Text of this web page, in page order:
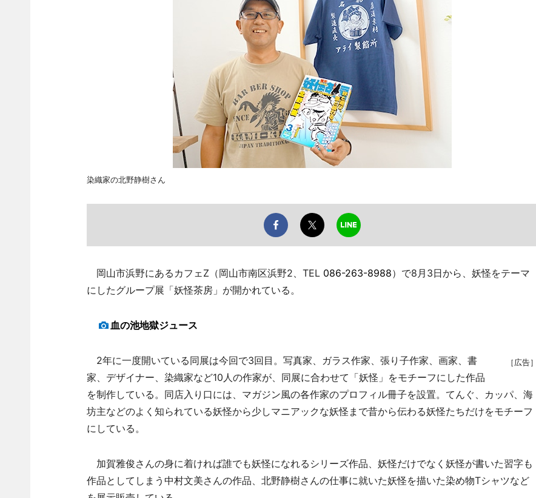
染織家の北野静樹さん
岡山市浜野にあるカフェZ（岡山市南区浜野2、TEL 086-263-8988）で8月3日から、妖怪をテーマ
にしたグループ展「妖怪茶房」が開かれている。
血の池地獄ジュース
［広告］
2年に一度開いている同展は今回で3回目。写真家、ガラス作家、張り子作家、画家、書
家、デザイナー、染織家など10人の作家が、同展に合わせて「妖怪」をモチーフにした作品
を制作している。同店入り口には、マガジン風の各作家のプロフィル冊子を設置。てんぐ、カッパ、海
坊主などのよく知られている妖怪から少しマニアックな妖怪まで昔から伝わる妖怪たちだけをモチーフ
にしている。
加賀雅俊さんの身に着ければ誰でも妖怪になれるシリーズ作品、妖怪だけでなく妖怪が書いた習字も
作品としてしまう中村文美さんの作品、北野静樹さんの仕事に就いた妖怪を描いた染め物Tシャツなど